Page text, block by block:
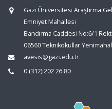
Gazi Üniversitesi Araştırma
Emniyet Mahallesi
Bandırma Caddesi No:6/1
06560 Teknikokullar
avesis@gazi.edu.tr
0 (312) 202 26 80